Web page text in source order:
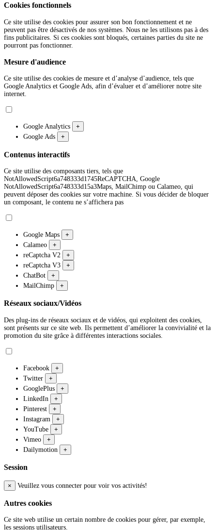
Cookies fonctionnels
Ce site utilise des cookies pour assurer son bon fonctionnement et ne
peuvent pas être désactivés de nos systèmes. Nous ne les utilisons pas à des
fins publicitaires. Si ces cookies sont bloqués, certaines parties du site ne
pourront pas fonctionner.
Mesure d'audience
Ce site utilise des cookies de mesure et d’analyse d’audience, tels que
Google Analytics et Google Ads, afin d’évaluer et d’améliorer notre site
internet.
Google Analytics
+
Google Ads
+
Contenus interactifs
Ce site utilise des composants tiers, tels que
NotAllowedScript6a748333d1745ReCAPTCHA, Google
NotAllowedScript6a748333d15a3Maps, MailChimp ou Calameo, qui
peuvent déposer des cookies sur votre machine. Si vous décider de bloquer
un composant, le contenu ne s’affichera pas
Google Maps
+
Calameo
+
reCaptcha V2
+
reCaptcha V3
+
ChatBot
+
MailChimp
+
Réseaux sociaux/Vidéos
Des plug-ins de réseaux sociaux et de vidéos, qui exploitent des cookies,
sont présents sur ce site web. Ils permettent d’améliorer la convivialité et la
promotion du site grâce à différentes interactions sociales.
Facebook
+
Twitter
+
GooglePlus
+
LinkedIn
+
Pinterest
+
Instagram
+
YouTube
+
Vimeo
+
Dailymotion
+
Session
× Veuillez vous connecter pour voir vos activités!
Autres cookies
Ce site web utilise un certain nombre de cookies pour gérer, par exemple,
les sessions utilisateurs.